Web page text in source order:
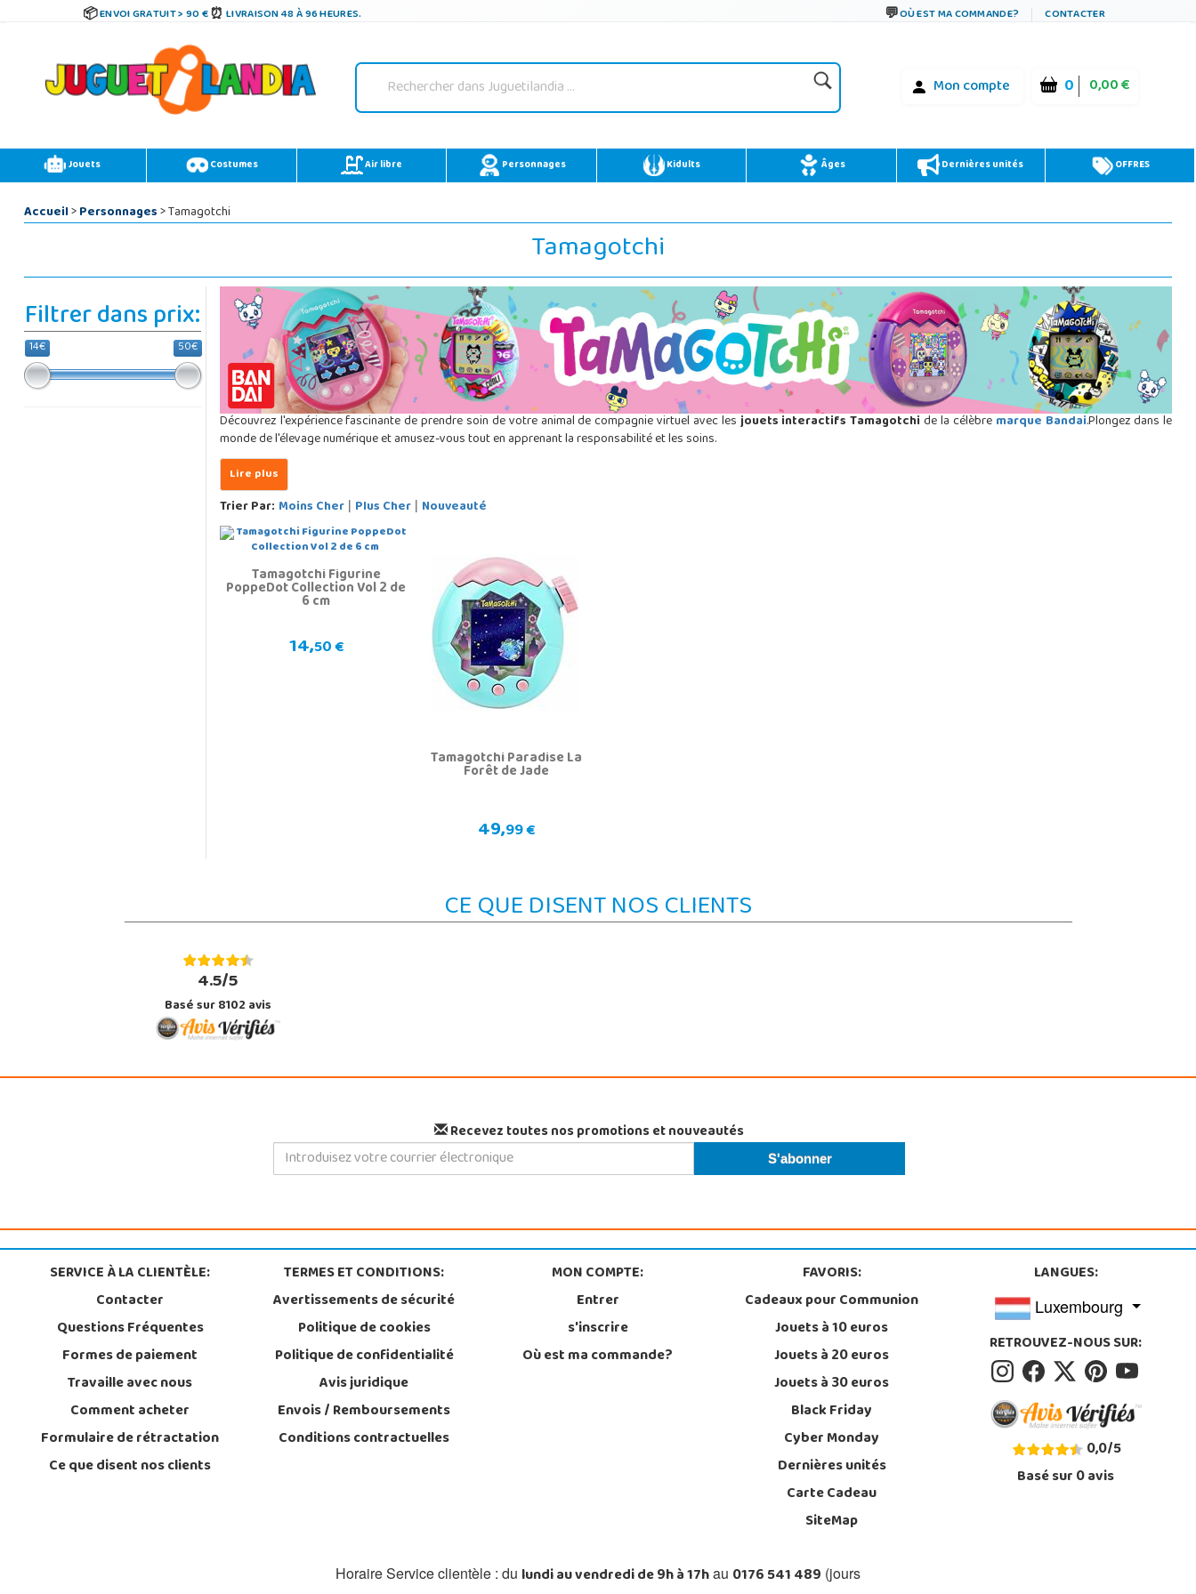
ENVOI GRATUIT > 90 € LIVRAISON 48 À 96 HEURES. OÙ EST MA COMMANDE? CONTACTER
Mon compte 0 0,00 €
Jouets Costumes Air libre Personnages Kidults Âges Dernières unités OFFRES
Accueil>Personnages> Tamagotchi
Tamagotchi
Filtrer dans prix:
14€ 50€
Découvrez l'expérience fascinante de prendre soin de votre animal de compagnie virtuel avec lesjouets interactifs Tamagotchide la célèbremarque Bandai.Plongez dans le
monde de l'élevage numérique et amusez-vous tout en apprenant la responsabilité et les soins.
Trier Par: Moins Cher| Plus Cher| Nouveauté
Tamagotchi Figurine
PoppeDot Collection Vol 2 de
6 cm
14,50 €
Tamagotchi Paradise La
Forêt de Jade
49,99 €
CE QUE DISENT NOS CLIENTS
4.5/5
Basé sur 8102 avis
Recevez toutes nos promotions et nouveautés
SERVICE À LA CLIENTÈLE:
Contacter
Questions Fréquentes
Formes de paiement
Travaille avec nous
Comment acheter
Formulaire de rétractation
Ce que disent nos clients
TERMES ET CONDITIONS:
Avertissements de sécurité
Politique de cookies
Politique de confidentialité
Avis juridique
Envois / Remboursements
Conditions contractuelles
MON COMPTE:
Entrer
s'inscrire
Où est ma commande?
FAVORIS:
Cadeaux pour Communion
Jouets à 10 euros
Jouets à 20 euros
Jouets à 30 euros
Black Friday
Cyber Monday
Dernières unités
Carte Cadeau
SiteMap
LANGUES:
Luxembourg
RETROUVEZ-NOUS SUR:
0,0/5
Basé sur0avis
Horaire Service clientèle : du lundi au vendredi de 9h à 17hau 0176 541 489 (jours